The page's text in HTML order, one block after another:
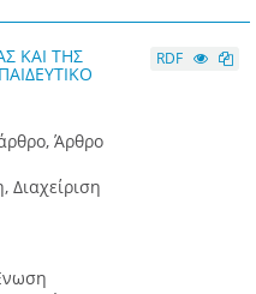
ΚΑΙ ΤΗΣ
Άρθρο
Διαχείριση
RDF